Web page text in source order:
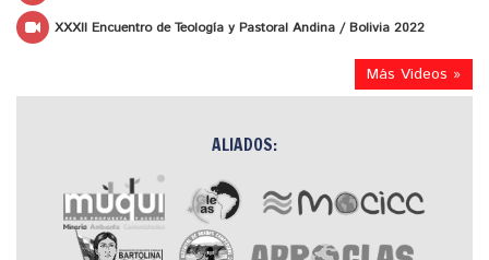
XXXII Encuentro de Teología y Pastoral Andina / Bolivia 2022
Más Videos »
ALIADOS: